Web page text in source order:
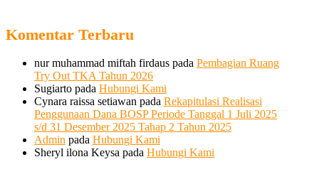
Komentar Terbaru
nur muhammad miftah firdaus pada Pembagian Ruang
Try Out TKA Tahun 2026
Sugiarto pada Hubungi Kami
Cynara raissa setiawan pada Rekapitulasi Realisasi
Penggunaan Dana BOSP Periode Tanggal 1 Juli 2025
s/d 31 Desember 2025 Tahap 2 Tahun 2025
Admin pada Hubungi Kami
Sheryl ilona Keysa pada Hubungi Kami